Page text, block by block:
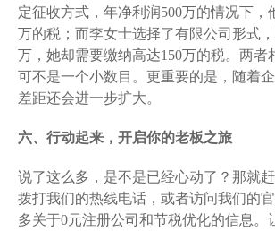
定征收方式，年净利润500万的情况下，
万的税；而李女士选择了有限公司形式
万，她却需要缴纳高达150万的税。两者
可不是一个小数目。更重要的是，随着
差距还会进一步扩大。
六、行动起来，开启你的老板之旅
说了这么多，是不是已经心动了？那就
拨打我们的热线电话，或者访问我们的
多关于0元注册公司和节税优化的信息。